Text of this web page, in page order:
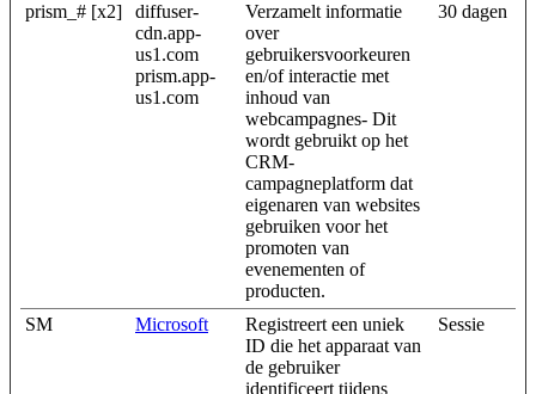
prism_# [x2]
diffuser-
cdn.app-
us1.com
prism.app-
us1.com
Verzamelt informatie
over
gebruikersvoorkeuren
en/of interactie met
inhoud van
webcampagnes- Dit
wordt gebruikt op het
CRM-
campagneplatform dat
eigenaren van websites
gebruiken voor het
promoten van
evenementen of
producten.
30 dagen
SM Microsoft
Registreert een uniek
ID die het apparaat van
de gebruiker
identificeert tijdens
Sessie